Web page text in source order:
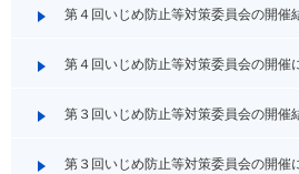
第４回いじめ防止等対策委員会の開催
第４回いじめ防止等対策委員会の開催
第３回いじめ防止等対策委員会の開催
第３回いじめ防止等対策委員会の開催